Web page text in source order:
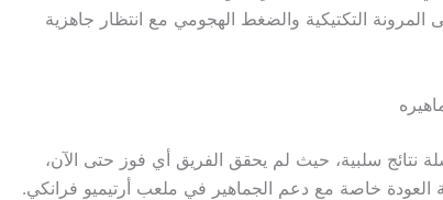
التكتيكية والضغط الهجومي مع انتظار جاهزية
نتائج سلبية، حيث لم يحقق الفريق أي فوز حتى الآن،
العودة خاصة مع دعم الجماهير في ملعب أرتيميو فرانكي.